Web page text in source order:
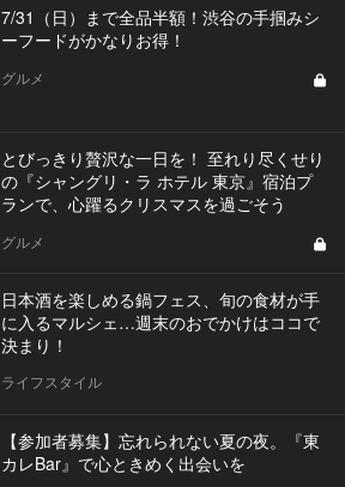
7/31（日）まで全品半額！渋谷の手掴みシ
ーフードがかなりお得！
グルメ
とびっきり贅沢な一日を！ 至れり尽くせり
の『シャングリ・ラ ホテル 東京』宿泊プ
ランで、心躍るクリスマスを過ごそう
グルメ
日本酒を楽しめる鍋フェス、旬の食材が手
に入るマルシェ…週末のおでかけはココで
決まり！
ライフスタイル
【参加者募集】忘れられない夏の夜。『東
カレBar』で心ときめく出会いを